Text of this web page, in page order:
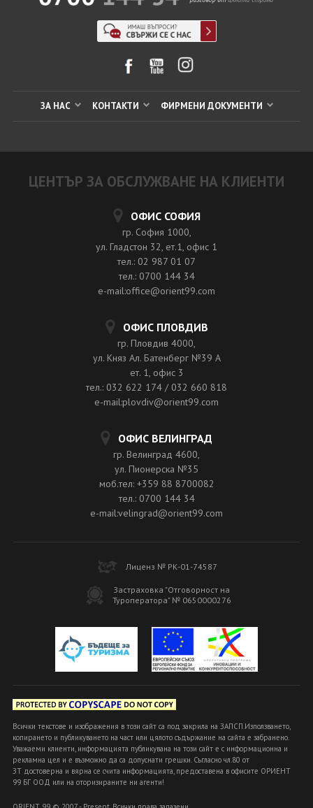
ЗА НАС КОНТАКТИ ФИРМЕНИ ДОКУМЕНТИ
ЦЕНТЪР ЗА ОБСЛУЖВАНЕ НА КЛИЕНТИ
ОФИС СОФИЯ
гр. София 1000,
ул. Гладстон 32, ет.1, офис 1
тел.: 02 987 01 07
тел.: 0700 144 34
e-mail:office@orient99.com
ОФИС ПЛОВДИВ
гр. Пловдив 4000,
ул. Княз Ал. Батенберг №39 A
ет. 1, офис 3
тел.: 032 622 174 / 032 660 818
e-mail:plovdiv@orient99.com
ОФИС ВЕЛИНГРАД
гр. Велинград 4600,
ул. Пионерска №35
моб.тел: +359 88 8700082
тел.: 0700 144 34
e-mail:velingrad@orient99.com
Лиценз № РК-01-74587
Застраховка "Отговорност на
Туроператора" № 0650000276
Всички текстове и изображения в този сайт са под закрила на ЗАПСП.Използването,
копирането и публикуването на част или цялото съдържание на сайта е забранено.
Уважаеми клиенти, информацията публикувана на този сайт е с информационна и
рекламна цел и е възможно да са допуснати грешки. Съгласно чл.80 от
ЗТ достоверна и вярна се счита информацията, предоставена в офисите ОРИЕНТ
99 БГ ООД или на оторизираните ни агенти!